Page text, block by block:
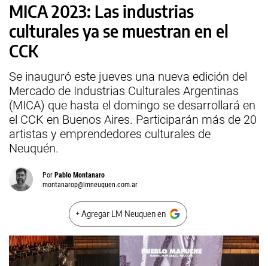
MICA 2023: Las industrias
culturales ya se muestran en el
CCK
Se inauguró este jueves una nueva edición del
Mercado de Industrias Culturales Argentinas
(MICA) que hasta el domingo se desarrollará en
el CCK en Buenos Aires. Participarán más de 20
artistas y emprendedores culturales de
Neuquén.
Por Pablo Montanaro
montanarop@lmneuquen.com.ar
+ Agregar LM Neuquen en